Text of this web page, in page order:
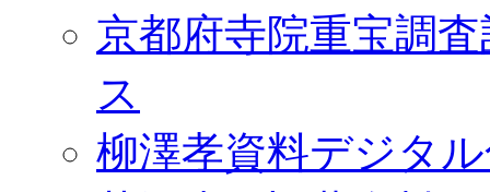
京都府寺院重宝調
ス
柳澤孝資料デジタ